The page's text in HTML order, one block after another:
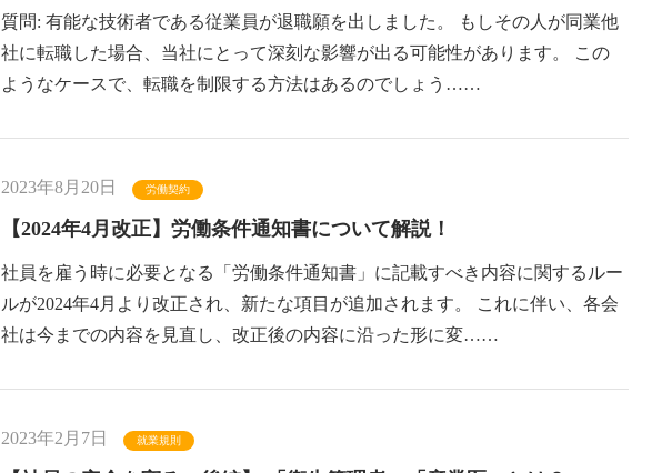
質問: 有能な技術者である従業員が退職願を出しました。 もしその人が同業他
社に転職した場合、当社にとって深刻な影響が出る可能性があります。 この
ようなケースで、転職を制限する方法はあるのでしょう……
2023年8月20日 労働契約
【2024年4月改正】労働条件通知書について解説！
社員を雇う時に必要となる「労働条件通知書」に記載すべき内容に関するルー
ルが2024年4月より改正され、新たな項目が追加されます。 これに伴い、各会
社は今までの内容を見直し、改正後の内容に沿った形に変……
2023年2月7日 就業規則